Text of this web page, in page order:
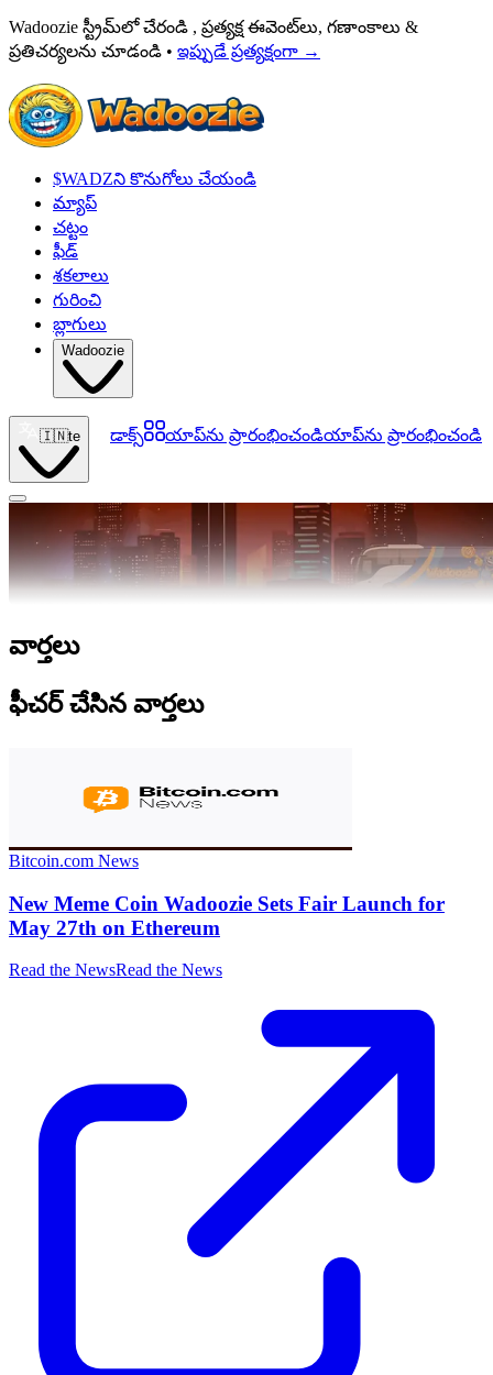
Wadoozie స్ట్రీమ్‌లో చేరండి , ప్రత్యక్ష ఈవెంట్‌లు, గణాంకాలు &
ప్రతిచర్యలను చూడండి • ఇప్పుడే ప్రత్యక్షంగా →
$WADZని కొనుగోలు చేయండి
మ్యాప్
చట్టం
ఫీడ్
శకలాలు
గురించి
బ్లాగులు
Wadoozie
🇮🇳te డాక్స్ యాప్‌ను ప్రారంభించండియాప్‌ను ప్రారంభించండి
వార్తలు
ఫీచర్ చేసిన వార్తలు
Bitcoin.com News
New Meme Coin Wadoozie Sets Fair Launch for
May 27th on Ethereum
Read the NewsRead the News